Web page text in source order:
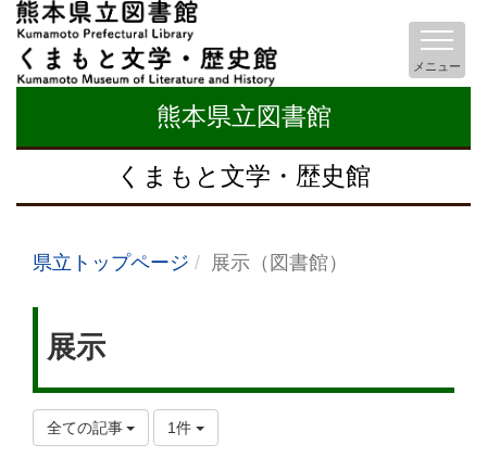
熊本県立図書館
くまもと文学・歴史館
メニュー
県立トップページ 展示（図書館）
展示
全ての記事 1件